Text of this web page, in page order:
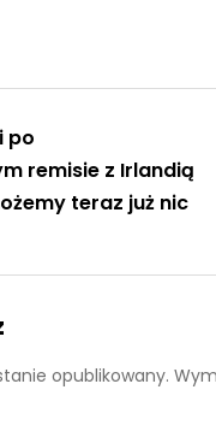
po
remisie z Irlandią
teraz już nic
opublikowany.